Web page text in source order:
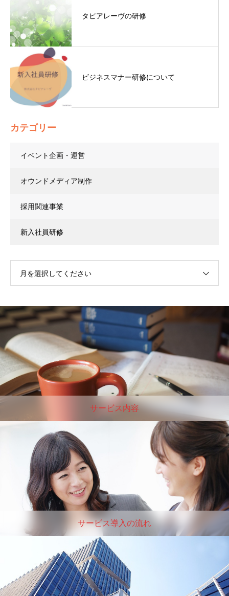
タピアレーヴの研修
ビジネスマナー研修について
カテゴリー
イベント企画・運営
オウンドメディア制作
採用関連事業
新入社員研修
月を選択してください
サービス内容
サービス導入の流れ